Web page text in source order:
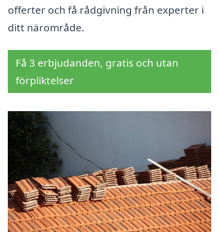
offerter och få rådgivning från experter i
ditt närområde.
Få 3 erbjudanden, gratis och utan
förpliktelser